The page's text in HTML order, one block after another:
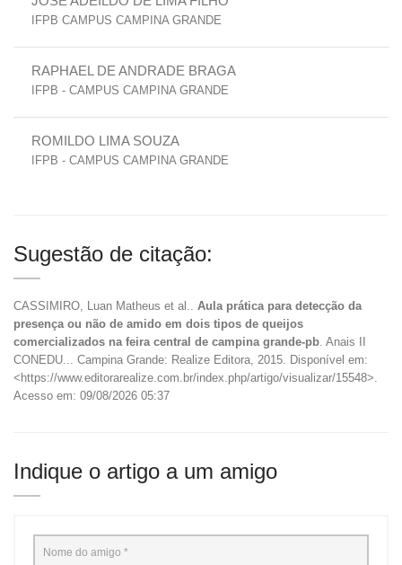
IFPB CAMPUS CAMPINA GRANDE
RAPHAEL DE ANDRADE BRAGA
IFPB - CAMPUS CAMPINA GRANDE
ROMILDO LIMA SOUZA
IFPB - CAMPUS CAMPINA GRANDE
Sugestão de citação:
CASSIMIRO, Luan Matheus et al.. Aula prática para detecção da
presença ou não de amido em dois tipos de queijos
comercializados na feira central de campina grande-pb . Anais II
CONEDU... Campina Grande: Realize Editora, 2015. Disponível em:
<https://www.editorarealize.com.br/index.php/artigo/visualizar/15548>.
Acesso em: 09/08/2026 05:37
Indique o artigo a um amigo